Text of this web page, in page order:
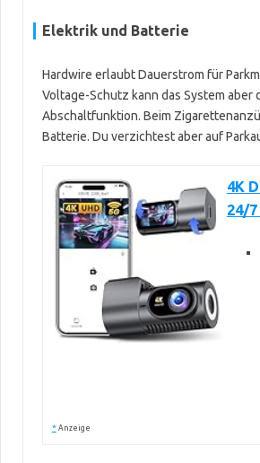
Elektrik und Batterie
Hardwire erlaubt Dauerstrom für
Voltage-Schutz kann das System
Abschaltfunktion. Beim
Batterie. Du verzichtest aber auf
4K
24/
* Anzeige